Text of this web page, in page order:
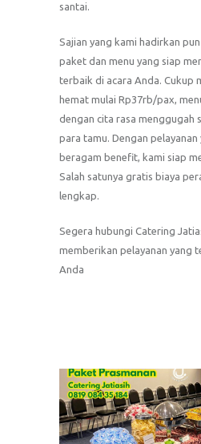
santai.
Sajian yang kami hadirkan
paket dan menu yang siap
terbaik di acara Anda. Cukup
hemat mulai Rp37rb/pax,
dengan cita rasa menggugah
para tamu. Dengan pelayanan
beragam benefit, kami siap
Salah satunya gratis biaya
lengkap.
Segera hubungi Catering
memberikan pelayanan yang
Anda